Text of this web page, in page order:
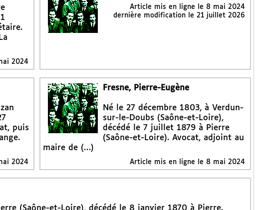
2024
Article mis en ligne le 8 mai 2024
dernière modification le 21 juillet 2026
puis
2024
Fresne, Pierre-Eugène
Né le 27 décembre 1803, à Verdun-
sur-le-Doubs (Saône-et-Loire),
décédé le 7 juillet 1879 à Pierre
(Saône-et-Loire). Avocat, adjoint au
maire de (…)
Article mis en ligne le 8 mai 2024
(Saône-et-Loire), décédé le 8 janvier 1870 à Pierre.